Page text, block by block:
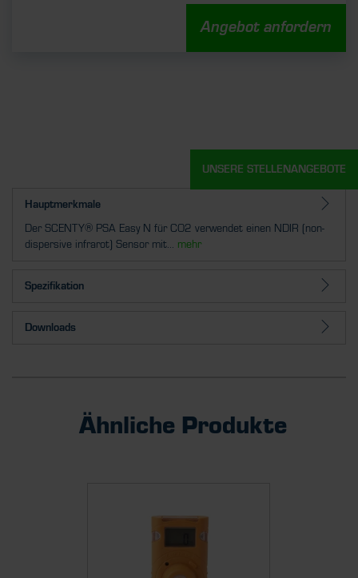
Angebot anfordern
Hauptmerkmale
Der SCENTY® PSA Easy N für CO2 verwendet einen NDIR (non-
dispersive infrarot) Sensor mit... mehr
Spezifikation
Downloads
Ähnliche Produkte
UNSERE STELLENANGEBOTE